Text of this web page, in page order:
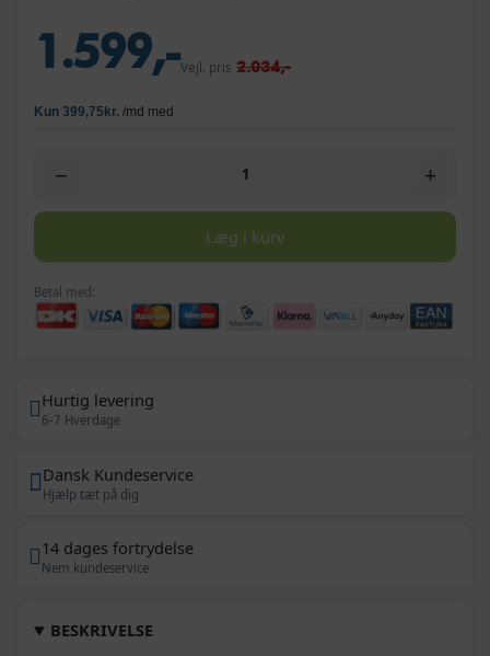
1.599,-Vejl. pris 2.034,-
− +
Læg i kurv
Betal med:
Hurtig levering
6-7 Hverdage
Dansk Kundeservice
Hjælp tæt på dig
14 dages fortrydelse
Nem kundeservice
BESKRIVELSE